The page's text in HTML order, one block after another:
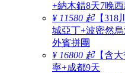
+納木錯8天7晚
¥ 11580 起【318
城亞丁+波密然
外賓拼團
¥ 16800 起【含
寧+成都9天